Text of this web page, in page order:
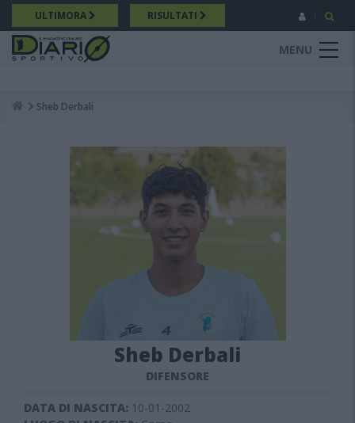
Salta
al
contenuto
principale
ULTIMORA RISULTATI
MENU
Breadcrumb
Sheb Derbali
Sheb Derbali
DIFENSORE
DATA DI NASCITA: 10-01-2002